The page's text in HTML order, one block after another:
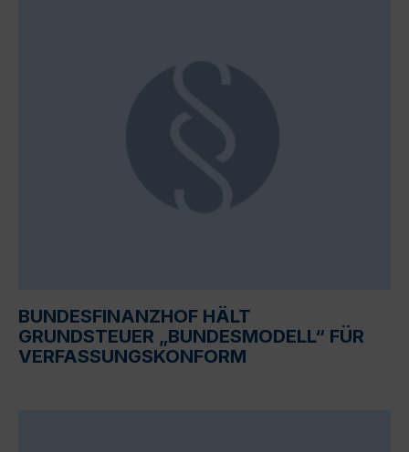
BUNDESFINANZHOF HÄLT
GRUNDSTEUER „BUNDESMODELL“ FÜR
VERFASSUNGSKONFORM